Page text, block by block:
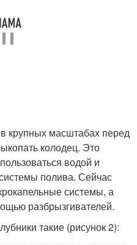
крупных масштабах перед
колодец. Это
водой и
полива. Сейчас
системы, а
разбрызгивателей.
такие (рисунок 2):